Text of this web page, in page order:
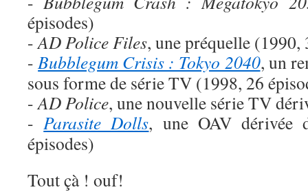
épisodes)
-AD Police Files, une préquelle (1990,
-Bubblegum Crisis : Tokyo 2040, un
sous forme de série TV (1998, 26
-AD Police, une nouvelle série TV
-Parasite Dolls, une OAV dérivée
épisodes)
Tout çà ! ouf!